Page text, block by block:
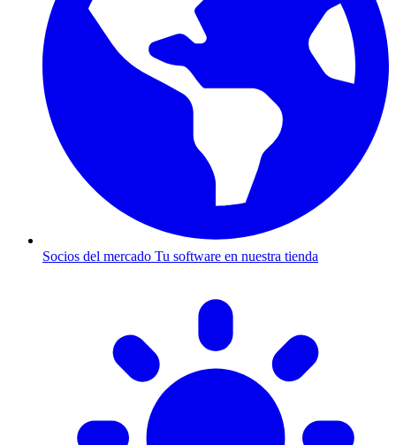
Socios del mercado Tu software en nuestra tienda